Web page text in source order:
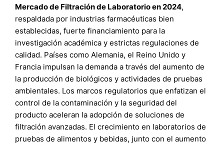
Mercado de Filtración de Laboratorio en 2024,
respaldada por industrias farmacéuticas bien
establecidas, fuerte financiamiento para la
investigación académica y estrictas regulaciones de
calidad. Países como Alemania, el Reino Unido y
Francia impulsan la demanda a través del aumento de
la producción de biológicos y actividades de pruebas
ambientales. Los marcos regulatorios que enfatizan el
control de la contaminación y la seguridad del
producto aceleran la adopción de soluciones de
filtración avanzadas. El crecimiento en laboratorios de
pruebas de alimentos y bebidas, junto con el aumento